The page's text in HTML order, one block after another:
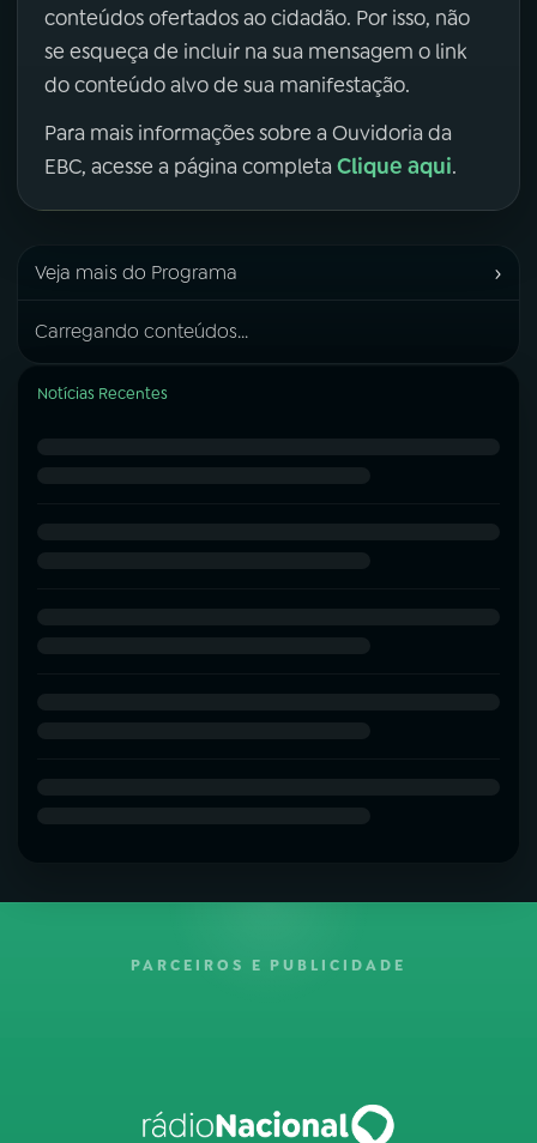
conteúdos ofertados ao cidadão. Por isso, não
se esqueça de incluir na sua mensagem o link
do conteúdo alvo de sua manifestação.
Para mais informações sobre a Ouvidoria da
EBC, acesse a página completa Clique aqui.
Veja mais do Programa ›
Carregando conteúdos...
Notícias Recentes
PARCEIROS E PUBLICIDADE